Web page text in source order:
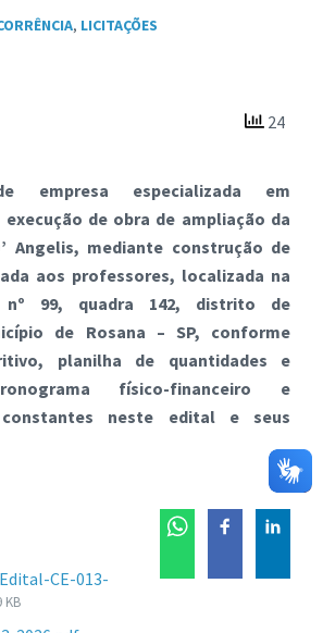
, LICITAÇÕES
24
empresa especializada em
execução de obra de ampliação da
Angelis, mediante construção de
aos professores, localizada na
nº 99, quadra 142, distrito de
de Rosana – SP, conforme
planilha de quantidades e
físico-financeiro e
constantes neste edital e seus
CE-013-
KB